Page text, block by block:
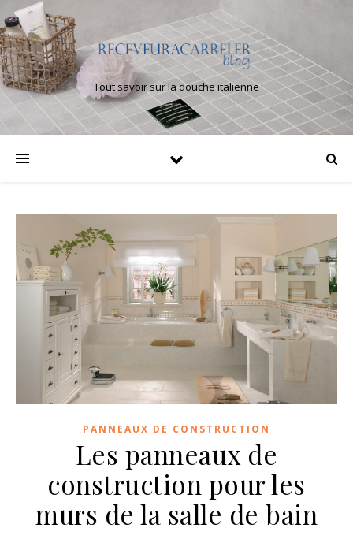
Tout savoir sur la douche italienne
PANNEAUX DE CONSTRUCTION
Les panneaux de
construction pour les
murs de la salle de bain